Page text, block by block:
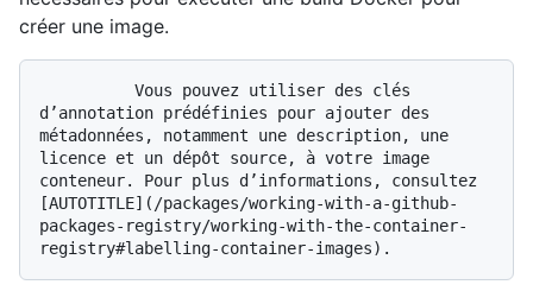
créer une image.
d’annotation prédéfinies pour ajouter des
métadonnées, notamment une description, une
licence et un dépôt source, à votre image
conteneur. Pour plus d’informations, consultez
[AUTOTITLE](/packages/working-with-a-github-
packages-registry/working-with-the-container-